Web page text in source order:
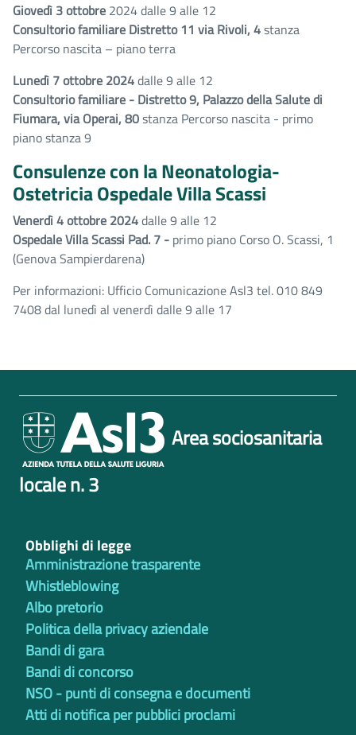
Giovedì 3 ottobre 2024 dalle 9 alle 12
Consultorio familiare Distretto 11 via Rivoli, 4stanza
Percorso nascita – piano terra
Lunedì 7 ottobre 2024dalle 9 alle 12
Consultorio familiare - Distretto 9, Palazzo della Salute di
Fiumara, via Operai, 80stanza Percorso nascita - primo
piano stanza 9
Consulenze con la Neonatologia-
Ostetricia Ospedale Villa Scassi
Venerdì 4 ottobre 2024dalle 9 alle 12
Ospedale Villa Scassi Pad. 7 - primo piano Corso O. Scassi, 1
(Genova Sampierdarena)
Per informazioni: Ufficio Comunicazione Asl3 tel. 010 849
7408 dal lunedì al venerdì dalle 9 alle 17
Area sociosanitaria
locale n. 3
Obblighi di legge
Amministrazione trasparente
Whistleblowing
Albo pretorio
Politica della privacy aziendale
Bandi di gara
Bandi di concorso
NSO - punti di consegna e documenti
Atti di notifica per pubblici proclami